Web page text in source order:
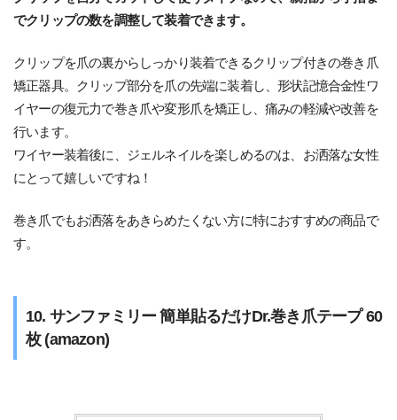
でクリップの数を調整して装着できます。
クリップを爪の裏からしっかり装着できるクリップ付きの巻き爪
矯正器具。クリップ部分を爪の先端に装着し、形状記憶合金性ワ
イヤーの復元力で巻き爪や変形爪を矯正し、痛みの軽減や改善を
行います。
ワイヤー装着後に、ジェルネイルを楽しめるのは、お洒落な女性
にとって嬉しいですね！
巻き爪でもお洒落をあきらめたくない方に特におすすめの商品で
す。
10. サンファミリー 簡単貼るだけDr.巻き爪テープ 60
枚 (amazon)